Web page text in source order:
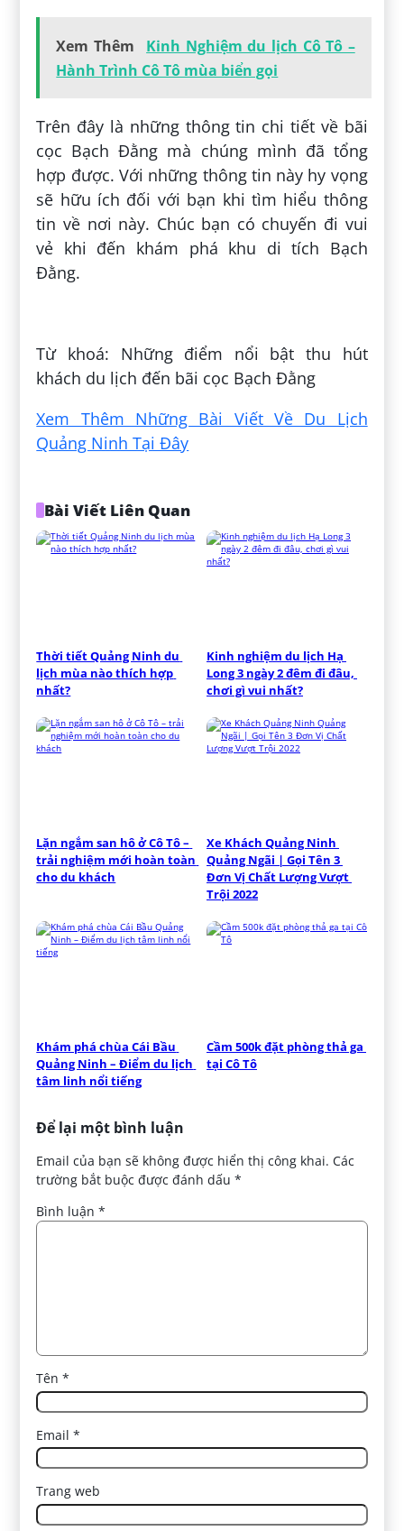
Xem Thêm
Kinh Nghiệm du lịch Cô Tô –
Hành Trình Cô Tô mùa biển gọi
Trên đây là những thông tin chi tiết về bãi
cọc Bạch Đằng mà chúng mình đã tổng
hợp được. Với những thông tin này hy vọng
sẽ hữu ích đối với bạn khi tìm hiểu thông
tin về nơi này. Chúc bạn có chuyến đi vui
vẻ khi đến khám phá khu di tích Bạch
Đằng.
Từ khoá: Những điểm nổi bật thu hút
khách du lịch đến bãi cọc Bạch Đằng
Xem Thêm Những Bài Viết Về Du Lịch
Quảng Ninh Tại Đây
Bài Viết Liên Quan
Thời tiết Quảng Ninh du
lịch mùa nào thích hợp
nhất?
Kinh nghiệm du lịch Hạ
Long 3 ngày 2 đêm đi đâu,
chơi gì vui nhất?
Lặn ngắm san hô ở Cô Tô –
trải nghiệm mới hoàn toàn
cho du khách
Xe Khách Quảng Ninh
Quảng Ngãi | Gọi Tên 3
Đơn Vị Chất Lượng Vượt
Trội 2022
Khám phá chùa Cái Bầu
Quảng Ninh – Điểm du lịch
tâm linh nổi tiếng
Cầm 500k đặt phòng thả ga
tại Cô Tô
Để lại một bình luận
Email của bạn sẽ không được hiển thị công khai. Các
trường bắt buộc được đánh dấu*
Bình luận*
Tên*
Email*
Trang web